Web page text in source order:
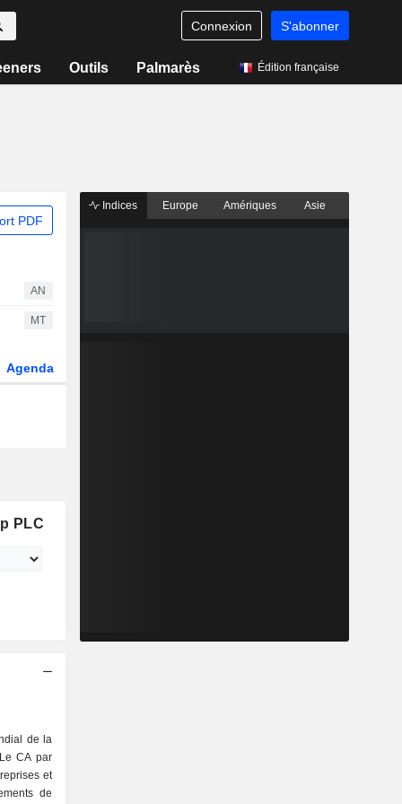
Connexion S'abonner
Outils Palmarès Édition française
PDF
AN
MT
Agenda
PLC
de la
CA par
Indices Europe Amériques Asie